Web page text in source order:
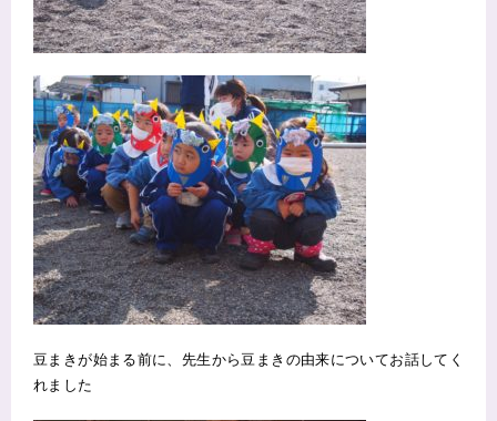
豆まきが始まる前に、先生から豆まきの由来についてお話してく
れました